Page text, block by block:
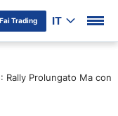
Fai Trading IT
Rally Prolungato Ma con